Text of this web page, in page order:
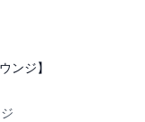
ンジ】